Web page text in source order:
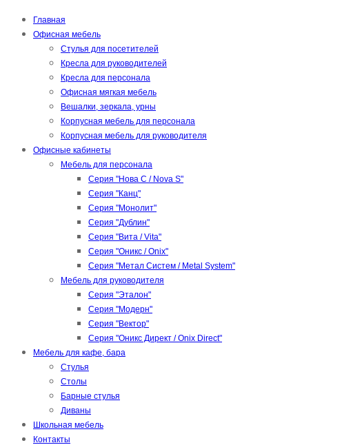
Главная
Офисная мебель
Стулья для посетителей
Кресла для руководителей
Кресла для персонала
Офисная мягкая мебель
Вешалки, зеркала, урны
Корпусная мебель для персонала
Корпусная мебель для руководителя
Офисные кабинеты
Мебель для персонала
Серия "Нова С / Nova S"
Серия "Канц"
Серия "Монолит"
Серия "Дублин"
Серия "Вита / Vita"
Серия "Оникс / Onix"
Серия "Метал Систем / Metal System"
Мебель для руководителя
Серия "Эталон"
Серия "Модерн"
Серия "Вектор"
Серия "Оникс Директ / Onix Direct"
Мебель для кафе, бара
Стулья
Столы
Барные стулья
Диваны
Школьная мебель
Контакты